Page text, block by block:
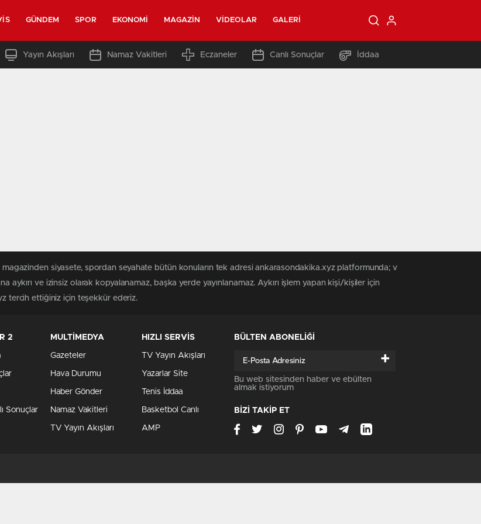
GÜNDEM SPOR EKONOMI MAGAZIN VIDEOLAR GALERI
Yayın Akışları Namaz Vakitleri Eczaneler Canlı Sonuçlar İddaa
magazinden siyasete, spordan seyahate bütün konuların tek adresi ankarasondakika.xyz platformunda; v
aykırı ve izinsiz olarak kopyalanamaz, başka yerde yayınlanamaz. Aykırı işlem yapan kişi/kişiler için
tercih ettiğiniz için teşekkür ederiz.
2
Sonuçlar
MULTİMEDYA
Gazeteler
Hava Durumu
Haber Gönder
Namaz Vakitleri
TV Yayın Akışları
HIZLI SERVİS
TV Yayın Akışları
Yazarlar Site
Tenis İddaa
Basketbol Canlı
AMP
BÜLTEN ABONELİĞİ
+
Bu web sitesinden haber ve ebülten
almak istiyorum
BİZİ TAKİP ET